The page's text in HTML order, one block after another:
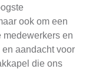
ook om een
medewerkers en
aandacht voor
die ons